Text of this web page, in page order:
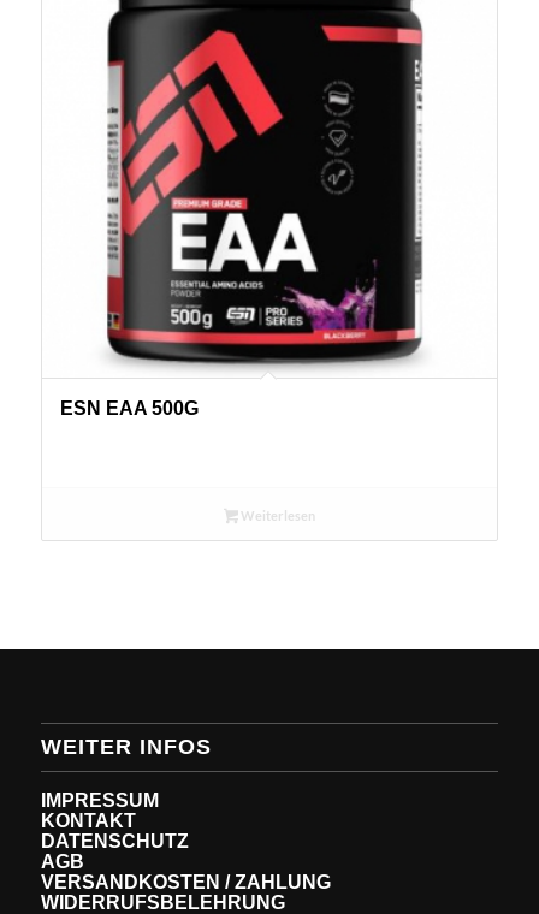
ESN EAA 500G
Weiterlesen
WEITER INFOS
IMPRESSUM
KONTAKT
DATENSCHUTZ
AGB
VERSANDKOSTEN / ZAHLUNG
WIDERRUFSBELEHRUNG